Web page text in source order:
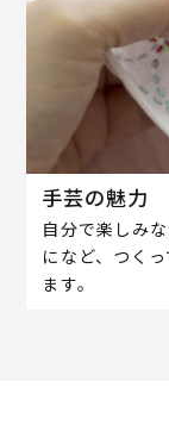
手芸の魅力
自分で楽しみ
になど、つく
ます。